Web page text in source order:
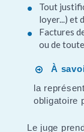
Tout
loyer...) et
Factures
ou de
À
la
obligatoire
Le juge